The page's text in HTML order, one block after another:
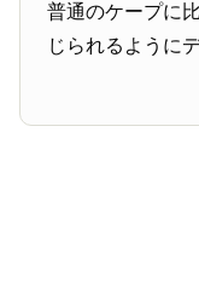
普通のケープに
じられるように